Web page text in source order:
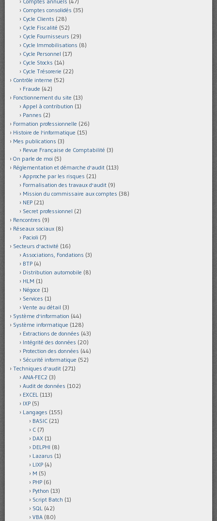
Comptes consolidés (35)
Cycle Clients (28)
Cycle Fiscalité (52)
Cycle Fournisseurs (29)
Cycle Immobilisations (8)
Cycle Personnel (17)
Cycle Stocks (14)
Cycle Trésorerie (22)
Contrôle interne (52)
Fraude (42)
Fonctionnement du site (13)
Appel à contribution (1)
Pannes (2)
Formation professionnelle (26)
Histoire de l'informatique (15)
Mes publications (3)
Revue Française de Comptabilité (3)
On parle de moi (5)
Réglementation et démarche d'audit (113)
Approche par les risques (21)
Formalisation des travaux d'audit (9)
Mission du commissaire aux comptes (38)
NEP (21)
Secret professionnel (2)
Rencontres (9)
Réseaux sociaux (8)
Pacioli (7)
Secteurs d'activité (16)
Associations, Fondations (3)
BTP (4)
Distribution automobile (8)
HLM (1)
Négoce (1)
Services (1)
Vente au détail (3)
Système d'information (44)
Système informatique (128)
Extractions de données (43)
Intégrité des données (20)
Protection des données (44)
Sécurité informatique (52)
Techniques d'audit (271)
ANA-FEC2 (3)
Audit de données (102)
EXCEL (113)
IXP (5)
Langages (155)
BASIC (21)
C (7)
DAX (1)
DELPHI (8)
Lazarus (1)
LIXP (4)
M (5)
PHP (6)
Python (13)
Script Batch (1)
SQL (42)
VBA (80)